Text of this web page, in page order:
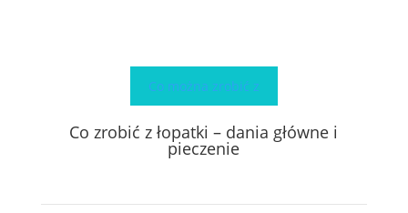
Co można zrobić z
Co zrobić z łopatki – dania główne i
pieczenie